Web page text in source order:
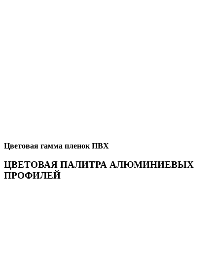
Цветовая гамма пленок ПВХ
ЦВЕТОВАЯ ПАЛИТРА АЛЮМИНИЕВЫХ
ПРОФИЛЕЙ